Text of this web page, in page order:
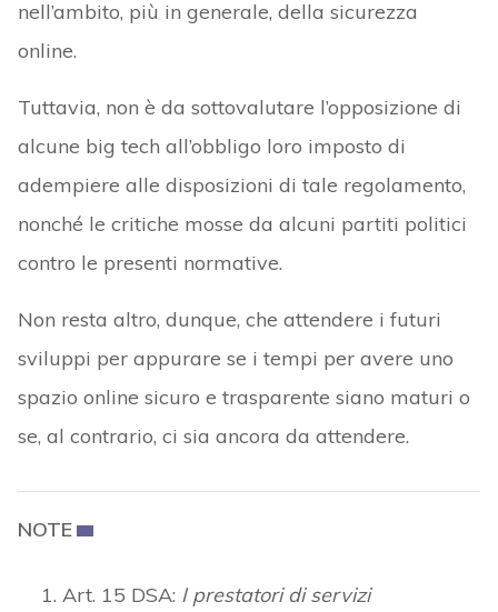
nell’ambito, più in generale, della sicurezza
online.
Tuttavia, non è da sottovalutare l’opposizione di
alcune big tech all’obbligo loro imposto di
adempiere alle disposizioni di tale regolamento,
nonché le critiche mosse da alcuni partiti politici
contro le presenti normative.
Non resta altro, dunque, che attendere i futuri
sviluppi per appurare se i tempi per avere uno
spazio online sicuro e trasparente siano maturi o
se, al contrario, ci sia ancora da attendere.
NOTE
Art. 15 DSA: I prestatori di servizi